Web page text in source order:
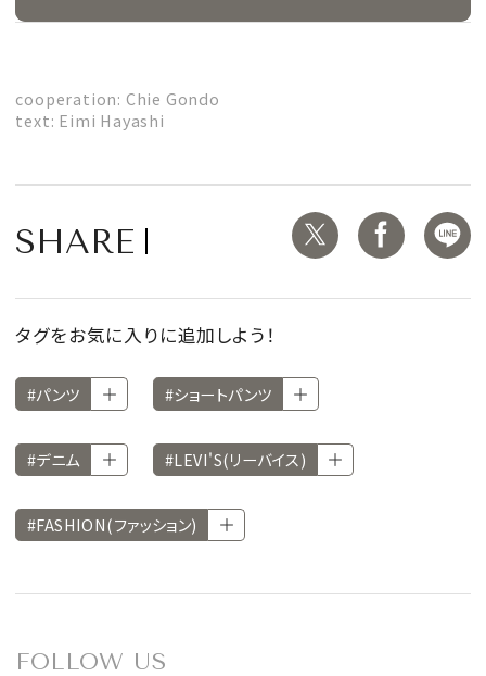
SPUR 2026 JULY
cooperation: Chie Gondo
text: Eimi Hayashi
SHARE
タグをお気に入りに追加しよう！
#パンツ #ショートパンツ
#デニム #LEVI'S(リーバイス)
#FASHION(ファッション)
FOLLOW US